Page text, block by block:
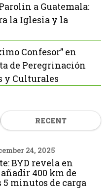
a Guatemala:
la Iglesia y la
Confesor” en
de Peregrinación
y Culturales
RECENT
24, 2025
BYD revela en
400 km de
5 minutos de carga